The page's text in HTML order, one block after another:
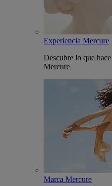
Experiencia Mercure
Descubre lo que
Mercure
Marca Mercure